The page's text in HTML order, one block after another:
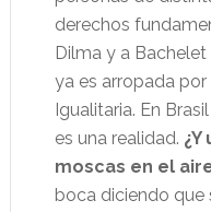
derechos
Dilma y a
ya es arropada por
Igualitaria. En
es una realidad.
moscas en el
boca diciendo que